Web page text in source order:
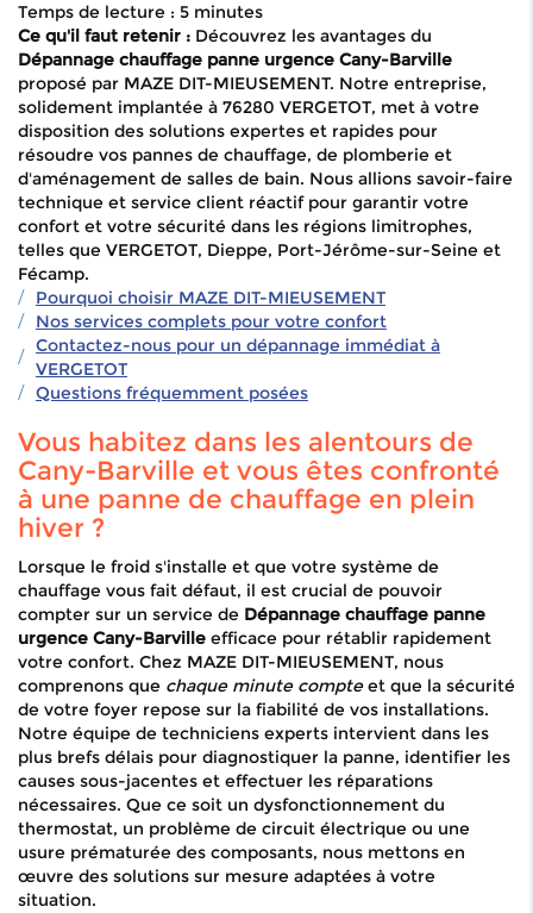
Temps de lecture : 5 minutes
Ce qu'il faut retenir : Découvrez les avantages du
Dépannage chauffage panne urgence Cany-Barville
proposé par MAZE DIT-MIEUSEMENT. Notre entreprise,
solidement implantée à 76280 VERGETOT, met à votre
disposition des solutions expertes et rapides pour
résoudre vos pannes de chauffage, de plomberie et
d'aménagement de salles de bain. Nous allions savoir-faire
technique et service client réactif pour garantir votre
confort et votre sécurité dans les régions limitrophes,
telles que VERGETOT, Dieppe, Port-Jérôme-sur-Seine et
Fécamp.
Pourquoi choisir MAZE DIT-MIEUSEMENT
Nos services complets pour votre confort
Contactez-nous pour un dépannage immédiat à
VERGETOT
Questions fréquemment posées
Vous habitez dans les alentours de
Cany-Barville et vous êtes confronté
à une panne de chauffage en plein
hiver ?
Lorsque le froid s'installe et que votre système de
chauffage vous fait défaut, il est crucial de pouvoir
compter sur un service de Dépannage chauffage panne
urgence Cany-Barville efficace pour rétablir rapidement
votre confort. Chez MAZE DIT-MIEUSEMENT, nous
comprenons que chaque minute compteet que la sécurité
de votre foyer repose sur la fiabilité de vos installations.
Notre équipe de techniciens experts intervient dans les
plus brefs délais pour diagnostiquer la panne, identifier les
causes sous-jacentes et effectuer les réparations
nécessaires. Que ce soit un dysfonctionnement du
thermostat, un problème de circuit électrique ou une
usure prématurée des composants, nous mettons en
œuvre des solutions sur mesure adaptées à votre
situation.